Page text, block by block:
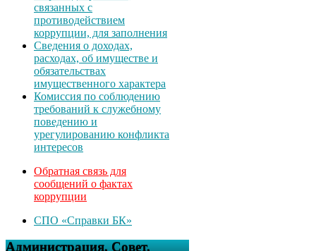
связанных с
противодействием
коррупции, для заполнения
Сведения о доходах,
расходах, об имуществе и
обязательствах
имущественного характера
Комиссия по соблюдению
требований к служебному
поведению и
урегулированию конфликта
интересов
Обратная связь для
сообщений о фактах
коррупции
СПО «Справки БК»
Администрация, Совет,